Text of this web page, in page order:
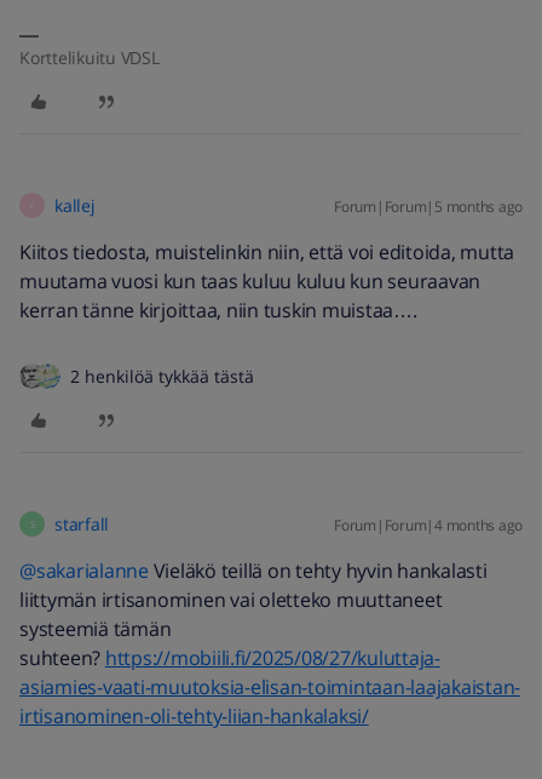
Korttelikuitu VDSL
kallej Forum|Forum|5 months ago
Kiitos tiedosta, muistelinkin niin, että voi editoida, mutta
muutama vuosi kun taas kuluu kuluu kun seuraavan
kerran tänne kirjoittaa, niin tuskin muistaa….
2 henkilöä tykkää tästä
S starfall Forum|Forum|4 months ago
@sakarialanne Vieläkö teillä on tehty hyvin hankalasti
liittymän irtisanominen vai oletteko muuttaneet
systeemiä tämän
suhteen? https://mobiili.fi/2025/08/27/kuluttaja-
asiamies-vaati-muutoksia-elisan-toimintaan-laajakaistan-
irtisanominen-oli-tehty-liian-hankalaksi/